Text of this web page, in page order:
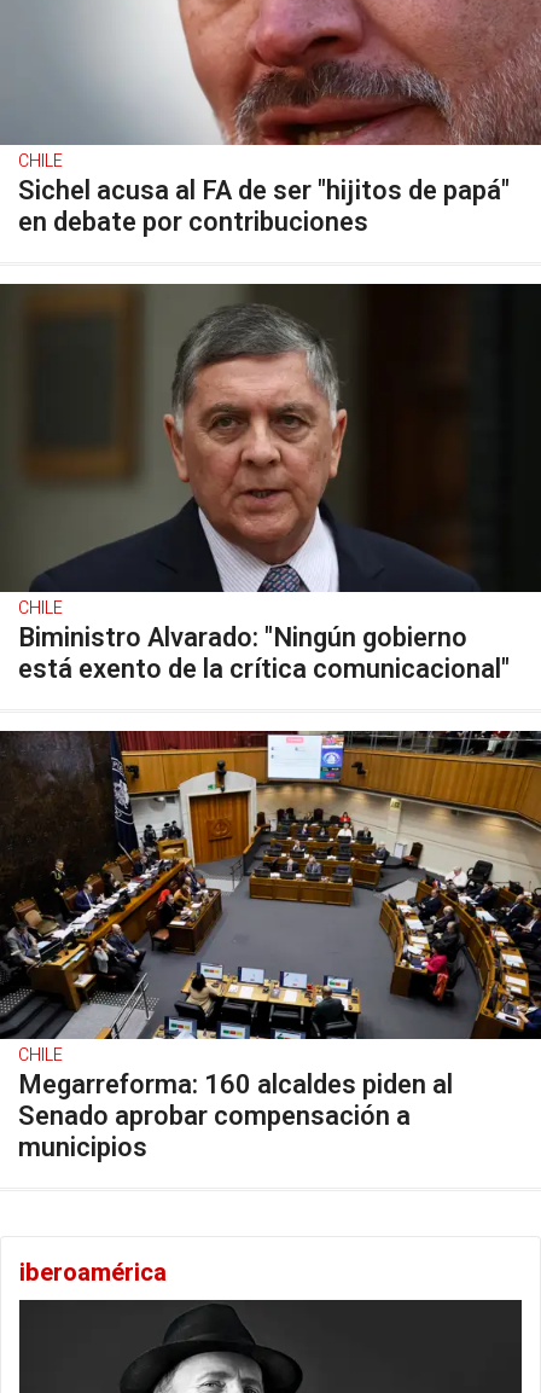
CHILE
Sichel acusa al FA de ser "hijitos de papá"
en debate por contribuciones
CHILE
Biministro Alvarado: "Ningún gobierno
está exento de la crítica comunicacional"
CHILE
Megarreforma: 160 alcaldes piden al
Senado aprobar compensación a
municipios
iberoamérica